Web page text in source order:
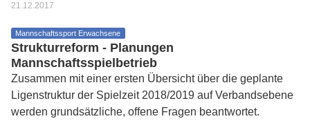
21.12.2017
Mannschaftssport Erwachsene
Strukturreform - Planungen
Mannschaftsspielbetrieb
Zusammen mit einer ersten Übersicht über die geplante
Ligenstruktur der Spielzeit 2018/2019 auf Verbandsebene
werden grundsätzliche, offene Fragen beantwortet.